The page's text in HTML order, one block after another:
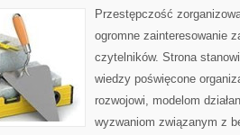
Przestępczość
ogromne zainteresowanie
czytelników. Strona
wiedzy poświęcone
rozwojowi, modelom
wyzwaniom związanym z